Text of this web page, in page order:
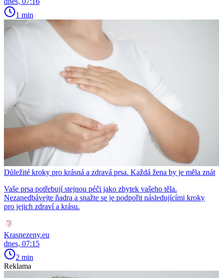
1 min
Důležité kroky pro krásná a zdravá prsa. Každá žena by je měla znát
Vaše prsa potřebují stejnou péči jako zbytek vašeho těla.
Nezanedbávejte ňadra a snažte se je podpořit následujícími kroky
pro jejich zdraví a krásu.
Krasnezeny.eu
dnes, 07:15
2 min
Reklama